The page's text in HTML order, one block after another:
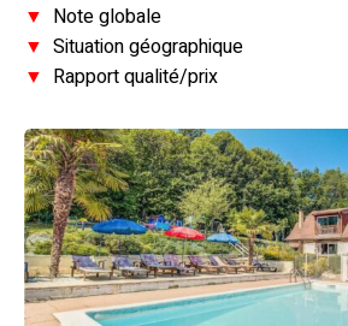
▼ Note globale
▼ Situation géographique
▼ Rapport qualité/prix